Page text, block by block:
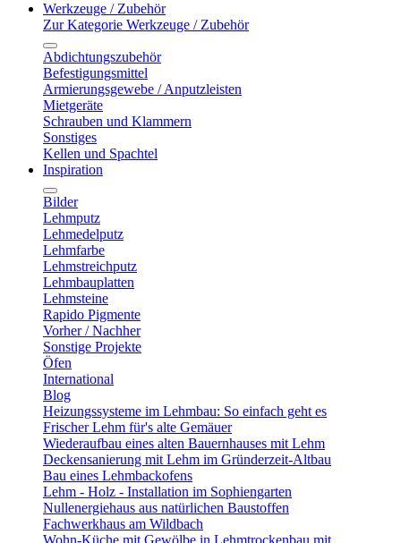
Werkzeuge / Zubehör
Zur Kategorie Werkzeuge / Zubehör
Abdichtungszubehör
Befestigungsmittel
Armierungsgewebe / Anputzleisten
Mietgeräte
Schrauben und Klammern
Sonstiges
Kellen und Spachtel
Inspiration
Bilder
Lehmputz
Lehmedelputz
Lehmfarbe
Lehmstreichputz
Lehmbauplatten
Lehmsteine
Rapido Pigmente
Vorher / Nachher
Sonstige Projekte
Öfen
International
Blog
Heizungssysteme im Lehmbau: So einfach geht es
Frischer Lehm für's alte Gemäuer
Wiederaufbau eines alten Bauernhauses mit Lehm
Deckensanierung mit Lehm im Gründerzeit-Altbau
Bau eines Lehmbackofens
Lehm - Holz - Installation im Sophiengarten
Nullenergiehaus aus natürlichen Baustoffen
Fachwerkhaus am Wildbach
Wohn-Küche mit Gewölbe in Lehmtrockenbau mit